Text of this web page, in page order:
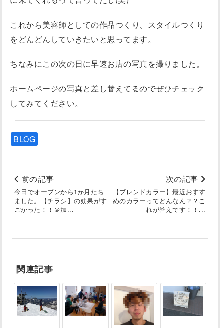
これから美容師としての作品つくり、スタイルつくり
をどんどんしていきたいと思ってます。
ちなみにこの次の日に早速お店の写真を撮りました。
ホームページの写真と差し替えてるのでぜひチェック
してみてください。
BLOG
前の記事
今日でオープンから1か月たち
ました。【チラシ】の効果がす
ごかった！！＠加...
次の記事
【ブレンドカラー】最近おすす
めのカラーってどんなん？？こ
れが答えです！！...
関連記事